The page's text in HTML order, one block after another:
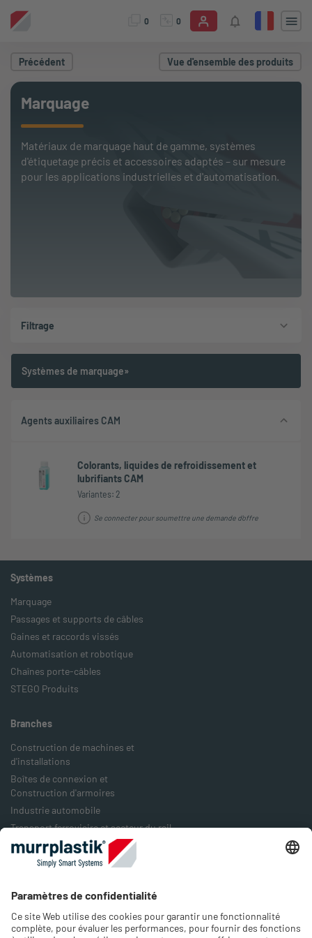
0 0
Précédent Vue d'ensemble des produits
Marquage
Matériaux de marquage haut de gamme, systèmes
d'étiquetage précis et accessoires adaptés – sur mesure
pour les applications industrielles et d'automatisation.
Filtrage
Systèmes de marquage»
Agents auxiliaires CAM
Colorants, liquides de refroidissement et
lubrifiants CAM
Variantes: 2
Se connecter pour soumettre une demande d'offre
Systèmes
Marquage
Passages et supports de câbles
Gaines et raccords vissés
Automatisation et robotique
Chaînes porte-câbles
STEGO Produits
Branches
Construction de machines et
d'installations
Boîtes de connexion et
Construction d'armoires
Industrie automobile
Transport ferroviaire et secteur du rail
Industrie agro-alimentaire
Industrie de l'emballage
Entreprise